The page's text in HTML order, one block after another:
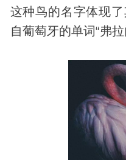
这种鸟的名字体现
自葡萄牙的单词“弗